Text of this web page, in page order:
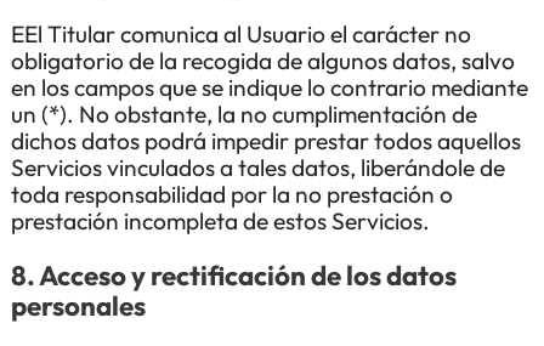
EEl Titular comunica al Usuario el carácter no
obligatorio de la recogida de algunos datos, salvo
en los campos que se indique lo contrario mediante
un (*). No obstante, la no cumplimentación de
dichos datos podrá impedir prestar todos aquellos
Servicios vinculados a tales datos, liberándole de
toda responsabilidad por la no prestación o
prestación incompleta de estos Servicios.
8. Acceso y rectificación de los datos
personales